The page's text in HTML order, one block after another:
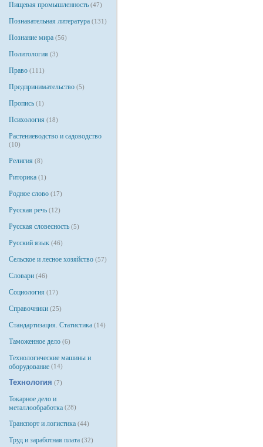
Пищевая промышленность (47)
Познавательная литература (131)
Познание мира (56)
Политология (3)
Право (111)
Предпринимательство (5)
Пропись (1)
Психология (18)
Растениеводство и садоводство
(10)
Религия (8)
Риторика (1)
Родное слово (17)
Русская речь (12)
Русская словесность (5)
Русский язык (46)
Сельское и лесное хозяйство (57)
Словари (46)
Социология (17)
Справочники (25)
Стандартизация. Статистика (14)
Таможенное дело (6)
Технологические машины и
оборудование (14)
Технология (7)
Токарное дело и
металлообработка (28)
Транспорт и логистика (44)
Труд и заработная плата (32)